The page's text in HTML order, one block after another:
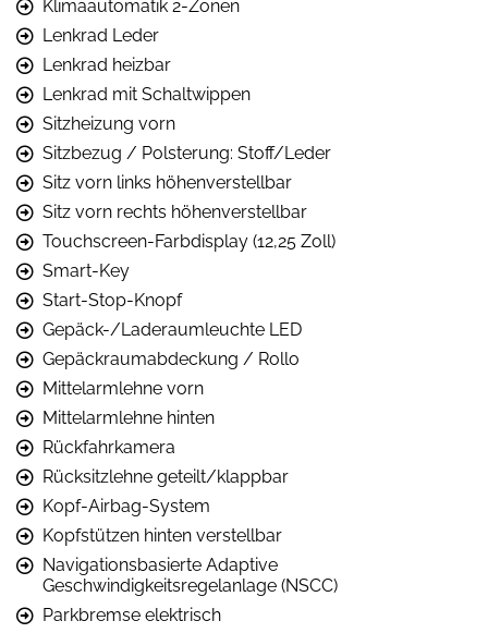
Klimaautomatik 2-Zonen
Lenkrad Leder
Lenkrad heizbar
Lenkrad mit Schaltwippen
Sitzheizung vorn
Sitzbezug / Polsterung: Stoff/Leder
Sitz vorn links höhenverstellbar
Sitz vorn rechts höhenverstellbar
Touchscreen-Farbdisplay (12,25 Zoll)
Smart-Key
Start-Stop-Knopf
Gepäck-/Laderaumleuchte LED
Gepäckraumabdeckung / Rollo
Mittelarmlehne vorn
Mittelarmlehne hinten
Rückfahrkamera
Rücksitzlehne geteilt/klappbar
Kopf-Airbag-System
Kopfstützen hinten verstellbar
Navigationsbasierte Adaptive
Geschwindigkeitsregelanlage (NSCC)
Parkbremse elektrisch